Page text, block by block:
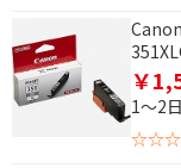
￥
1～2
自動両
対応
給紙方式